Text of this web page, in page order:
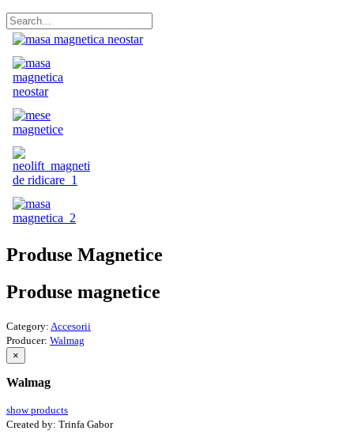
Produse Magnetice
Produse magnetice
Category: Accesorii
Producer: Walmag
×
Walmag
show products
Created by: Trinfa Gabor